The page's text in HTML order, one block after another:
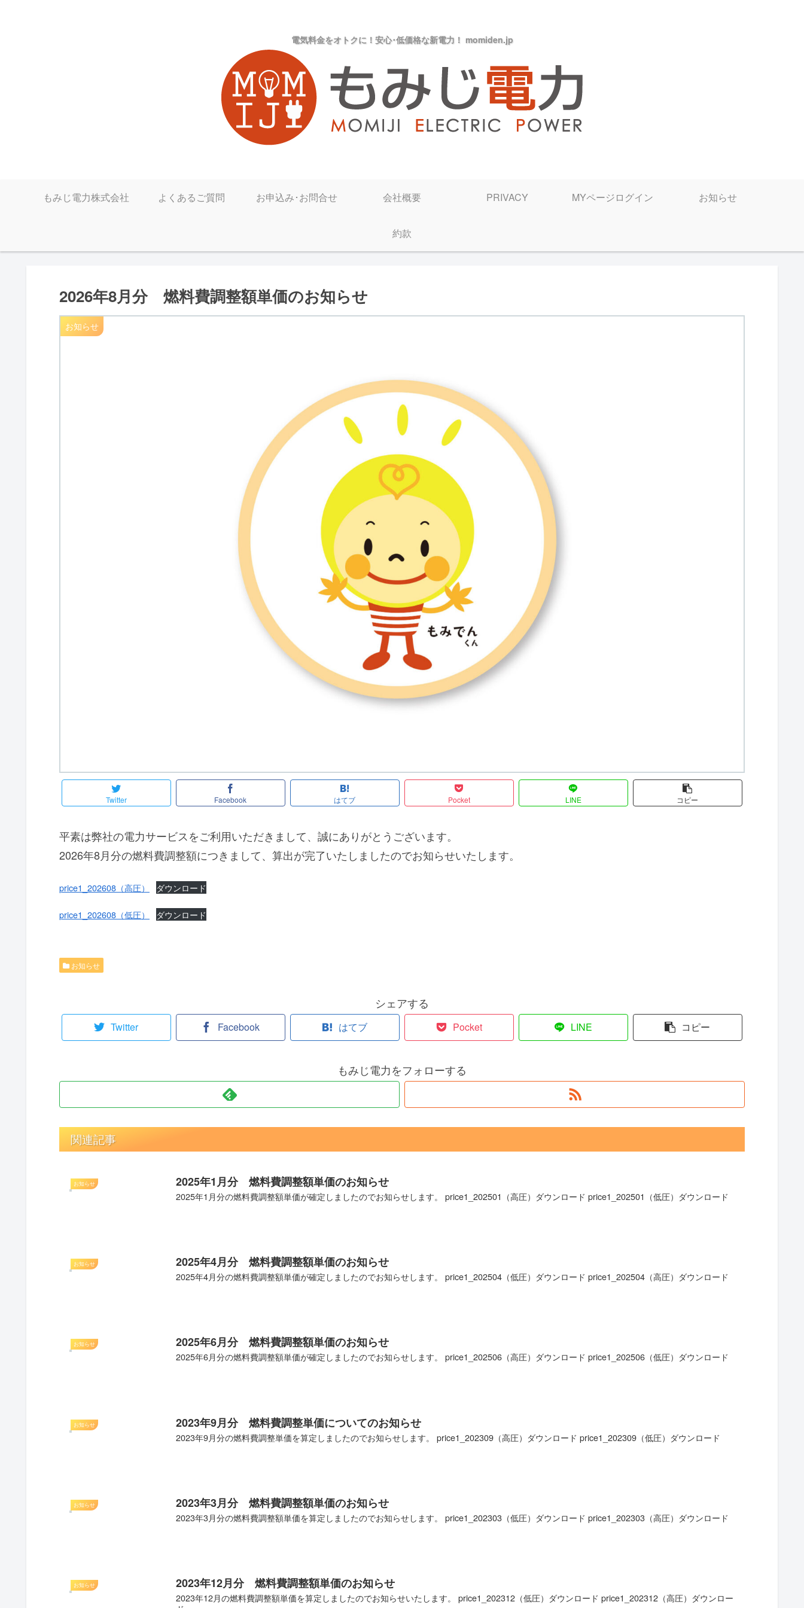
電気料金をオトクに！安心･低価格な新電力！ momiden.jp
もみじ電力株式会社 よくあるご質問 お申込み･お問合せ 会社概要 PRIVACY MYページログイン お知らせ
約款
2026年8月分 燃料費調整額単価のお知らせ
お知らせ
Twitter Facebook はてブ Pocket LINE コピー
平素は弊社の電力サービスをご利用いただきまして、誠にありがとうございます。
2026年8月分の燃料費調整額につきまして、算出が完了いたしましたのでお知らせいたします。
price1_202608（高圧） ダウンロード
price1_202608（低圧） ダウンロード
お知らせ
シェアする
Twitter Facebook はてブ Pocket LINE コピー
もみじ電力をフォローする
関連記事
お知らせ 2025年1月分 燃料費調整額単価のお知らせ
2025年1月分の燃料費調整額単価が確定しましたのでお知らせします。 price1_202501（高圧）ダウンロード price1_202501（低圧）ダウンロード
お知らせ 2025年4月分 燃料費調整額単価のお知らせ
2025年4月分の燃料費調整額単価が確定しましたのでお知らせします。 price1_202504（低圧）ダウンロード price1_202504（高圧）ダウンロード
お知らせ 2025年6月分 燃料費調整額単価のお知らせ
2025年6月分の燃料費調整額単価が確定しましたのでお知らせします。 price1_202506（高圧）ダウンロード price1_202506（低圧）ダウンロード
お知らせ 2023年9月分 燃料費調整単価についてのお知らせ
2023年9月分の燃料費調整単価を算定しましたのでお知らせします。 price1_202309（高圧）ダウンロード price1_202309（低圧）ダウンロード
お知らせ 2023年3月分 燃料費調整額単価のお知らせ
2023年3月分の燃料費調整額単価を算定しましたのでお知らせします。 price1_202303（低圧）ダウンロード price1_202303（高圧）ダウンロード
お知らせ 2023年12月分 燃料費調整額単価のお知らせ
2023年12月の燃料費調整額単価を算定しましたのでお知らせいたします。 price1_202312（低圧）ダウンロード price1_202312（高圧）ダウンロー